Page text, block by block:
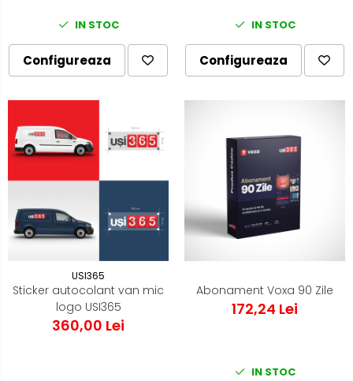
IN STOC
Configureaza
IN STOC
Configureaza
USI365
Sticker autocolant van mic
logo USI365
360,00 Lei
Abonament Voxa 90 Zile
172,24 Lei
IN STOC